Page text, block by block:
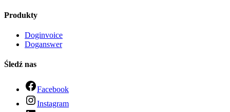
Produkty
Doginvoice
Doganswer
Śledź nas
Facebook
Instagram